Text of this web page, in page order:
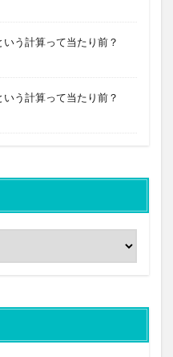
う計算って当たり前？
う計算って当たり前？